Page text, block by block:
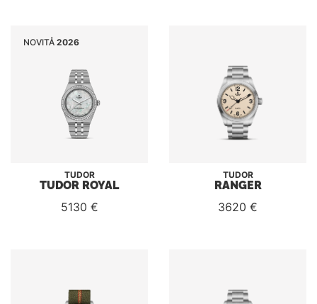
NOVITÅ 2026
TUDOR
TUDOR ROYAL
5130 €
TUDOR
RANGER
3620 €